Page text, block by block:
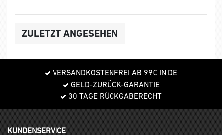
ZULETZT ANGESEHEN
VERSANDKOSTENFREI AB 99€ IN DE
GELD-ZURÜCK-GARANTIE
30 TAGE RÜCKGABERECHT
KUNDENSERVICE